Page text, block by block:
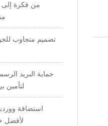
من فكرة إلى
تصميم متجاوب
حماية البريد
لتأمين
استضافة
لأفضل